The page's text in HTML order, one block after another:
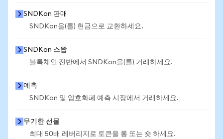
SNDKon 판매
SNDKon을(를) 현금으로 교환하세요.
SNDKon 스왑
블록체인 전반에서 SNDKon을(를) 거래하세요.
예측
SNDKon 및 암호화폐 예측 시장에서 거래하세요.
무기한 선물
최대 50배 레버리지로 토큰을 롱 또는 숏 하세요.